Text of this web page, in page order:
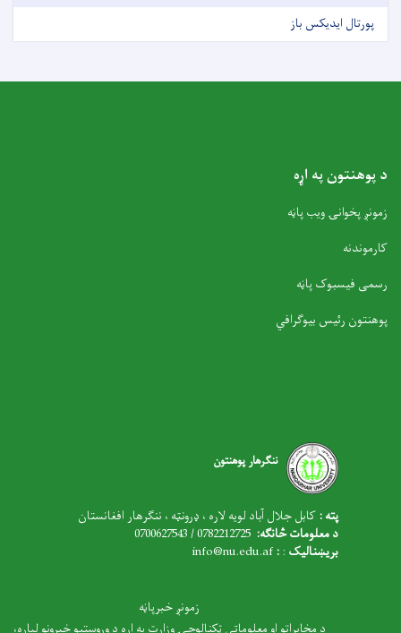
پورتال ایدیکس باز
د پوهنتون په اړه
زمونږ پخوانۍ ویب پاڼه
کارموندنه
رسمی فیسبوک پاڼه
پوهنتون رئیس بیوګرافي
ننګرهار پوهنتون
پته : کابل جلال آباد لویه لاره ، ډرونټه ، ننګرهار افغانستان
د معلومات څانګه:
بریښنالیک :
:
info@nu.edu.af
زمونږ خبرپاڼه